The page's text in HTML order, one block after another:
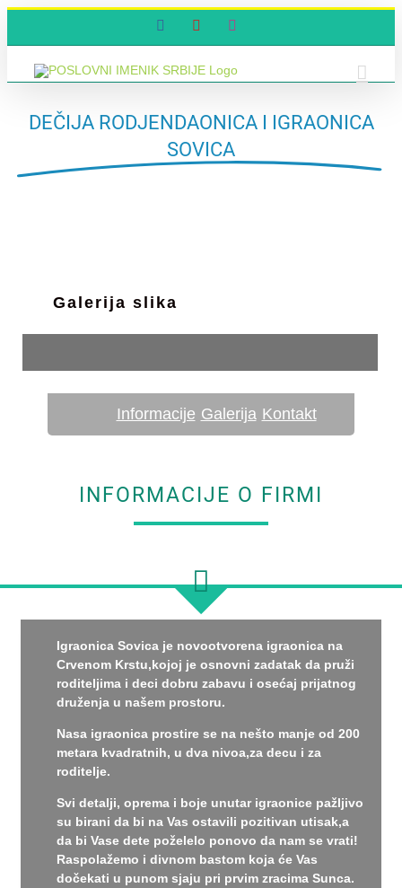
FacebookYouTube
DEČIJA RODJENDAONICA I IGRAONICA
SOVICA
Galerija slika
Informacije Galerija Kontakt
INFORMACIJE O FIRMI
Igraonica Sovica je novootvorena igraonica na
Crvenom Krstu,kojoj je osnovni zadatak da pruži
roditeljima i deci dobru zabavu i osećaj prijatnog
druženja u našem prostoru.
Nasa igraonica prostire se na nešto manje od 200
metara kvadratnih, u dva nivoa,za decu i za
roditelje.
Svi detalji, oprema i boje unutar igraonice pažljivo
su birani da bi na Vas ostavili pozitivan utisak,a
da bi Vase dete poželelo ponovo da nam se vrati!
Raspolažemo i divnom bastom koja će Vas
dočekati u punom sjaju pri prvim zracima Sunca.